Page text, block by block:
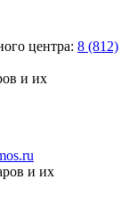
центра: 8 (812)
и их
и их